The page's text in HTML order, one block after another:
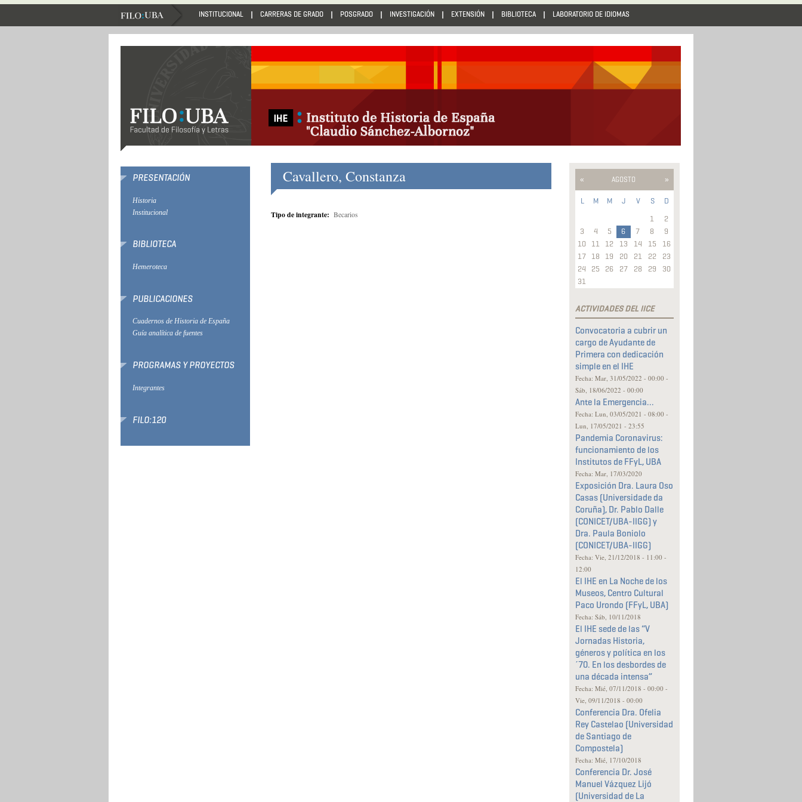
INSTITUCIONAL CARRERAS DE GRADO POSGRADO INVESTIGACIÓN EXTENSIÓN BIBLIOTECA LABORATORIO DE IDIOMAS
PRESENTACIÓN
Historia
Institucional
BIBLIOTECA
Hemeroteca
PUBLICACIONES
Cuadernos de Historia de España
Guía analítica de fuentes
PROGRAMAS Y PROYECTOS
Integrantes
FILO:120
« AGOSTO »
L M M J V S
D
1
2
3
4 5 6 7 8
9
10 11 12 13 14 15
16
17 18 19 20 21 22
23
24
25 26 27 28 29
30
31
ACTIVIDADES DEL IICE
Convocatoria a cubrir un
cargo de Ayudante de
Primera con dedicación
simple en el IHE
Fecha: Mar, 31/05/2022 - 00:00 -
Sáb, 18/06/2022 - 00:00
Ante la Emergencia...
Fecha: Lun, 03/05/2021 - 08:00 -
Lun, 17/05/2021 - 23:55
Pandemia Coronavirus:
funcionamiento de los
Institutos de FFyL, UBA
Fecha: Mar, 17/03/2020
Exposición Dra. Laura Oso
Casas (Universidade da
Coruña), Dr. Pablo Dalle
(CONICET/UBA-IIGG) y
Dra. Paula Boniolo
(CONICET/UBA-IIGG)
Fecha: Vie, 21/12/2018 - 11:00 -
12:00
El IHE en La Noche de los
Museos, Centro Cultural
Paco Urondo (FFyL, UBA)
Fecha: Sáb, 10/11/2018
El IHE sede de las “V
Jornadas Historia,
géneros y política en los
´70. En los desbordes de
una década intensa”
Fecha: Mié, 07/11/2018 - 00:00 -
Vie, 09/11/2018 - 00:00
Conferencia Dra. Ofelia
Rey Castelao (Universidad
de Santiago de
Compostela)
Fecha: Mié, 17/10/2018
Conferencia Dr. José
Manuel Vázquez Lijó
(Universidad de La
Cavallero, Constanza
Tipo de integrante: Becarios